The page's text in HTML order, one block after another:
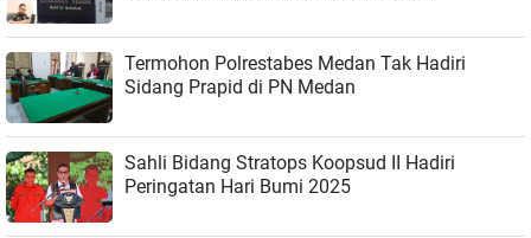
Termohon Polrestabes Medan Tak Hadiri
Sidang Prapid di PN Medan
Sahli Bidang Stratops Koopsud II Hadiri
Peringatan Hari Bumi 2025